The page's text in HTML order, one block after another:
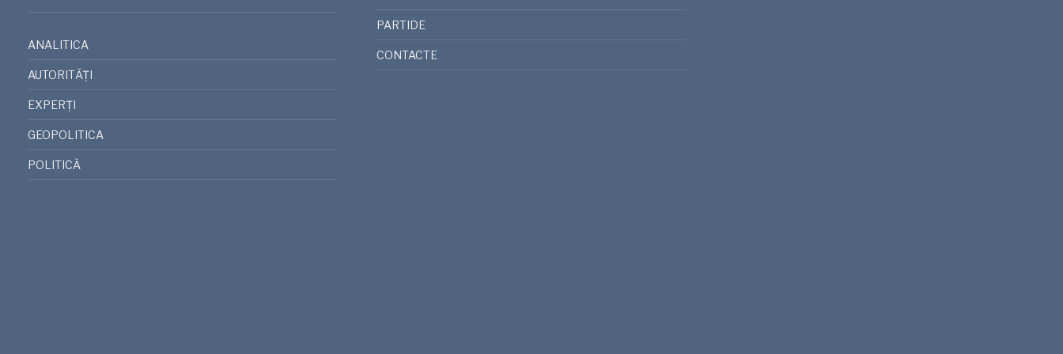
ANALITICA
AUTORITĂȚI
EXPERȚI
GEOPOLITICA
POLITICĂ
PARTIDE
CONTACTE